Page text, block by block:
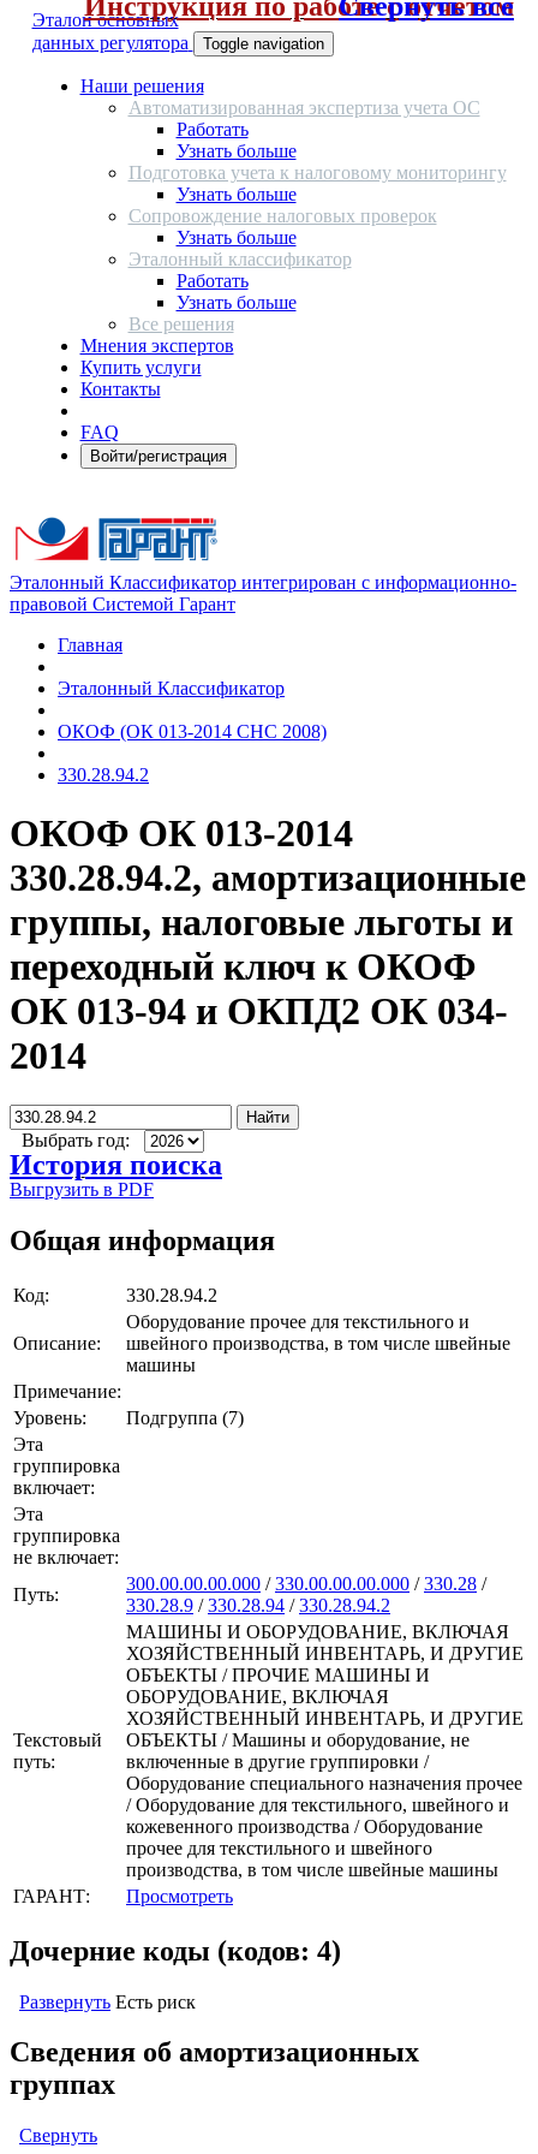
Эталон основных
данных регулятора
Toggle navigation
Наши решения
Автоматизированная экспертиза учета ОС
Работать
Узнать больше
Подготовка учета к налоговому мониторингу
Узнать больше
Сопровождение налоговых проверок
Узнать больше
Эталонный классификатор
Работать
Узнать больше
Все решения
Мнения экспертов
Купить услуги
Контакты
FAQ
Войти/регистрация
Эталонный Классификатор интегрирован с информационно-
правовой Системой Гарант
Главная
Эталонный Классификатор
ОКОФ (ОК 013-2014 СНС 2008)
330.28.94.2
ОКОФ ОК 013-2014
330.28.94.2, амортизационные
группы, налоговые льготы и
переходный ключ к ОКОФ
ОК 013-94 и ОКПД2 ОК 034-
2014
Найти
Выбрать год:
История поиска
Выгрузить в PDF
Общая информация
Код: 330.28.94.2
Описание:
Оборудование прочее для текстильного и
швейного производства, в том числе швейные
машины
Примечание:
Уровень:
Подгруппа (7)
Эта
группировка
включает:
Эта
группировка
не включает:
Путь:
300.00.00.00.000 /330.00.00.00.000 /330.28 /
330.28.9 /330.28.94 /330.28.94.2
Текстовый
путь:
МАШИНЫ И ОБОРУДОВАНИЕ, ВКЛЮЧАЯ
ХОЗЯЙСТВЕННЫЙ ИНВЕНТАРЬ, И ДРУГИЕ
ОБЪЕКТЫ / ПРОЧИЕ МАШИНЫ И
ОБОРУДОВАНИЕ, ВКЛЮЧАЯ
ХОЗЯЙСТВЕННЫЙ ИНВЕНТАРЬ, И ДРУГИЕ
ОБЪЕКТЫ / Машины и оборудование, не
включенные в другие группировки /
Оборудование специального назначения прочее
/ Оборудование для текстильного, швейного и
кожевенного производства / Оборудование
прочее для текстильного и швейного
производства, в том числе швейные машины
ГАРАНТ:
Просмотреть
Дочерние коды (кодов: 4)
Развернуть Есть риск
Сведения об амортизационных
группах
Свернуть